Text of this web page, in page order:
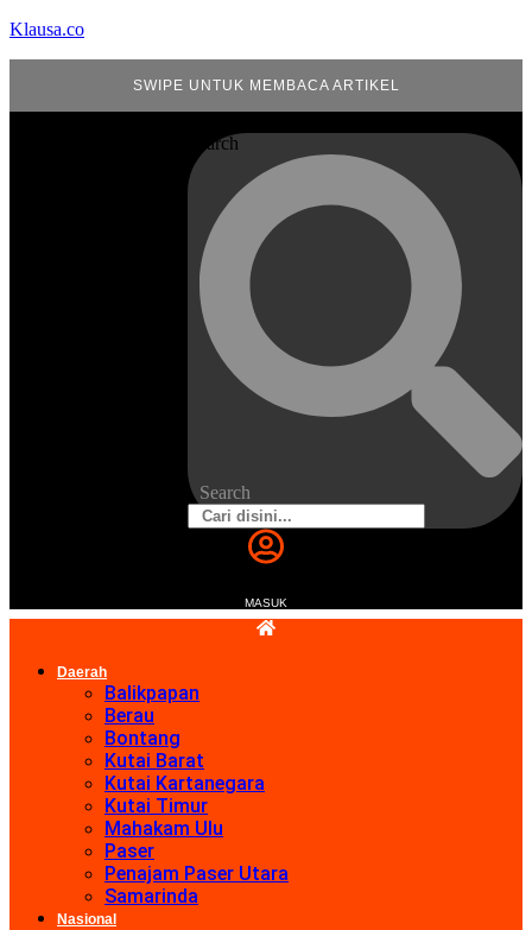
Klausa.co
SWIPE UNTUK MEMBACA ARTIKEL
Search
Search
MASUK
Daerah
Balikpapan
Berau
Bontang
Kutai Barat
Kutai Kartanegara
Kutai Timur
Mahakam Ulu
Paser
Penajam Paser Utara
Samarinda
Nasional